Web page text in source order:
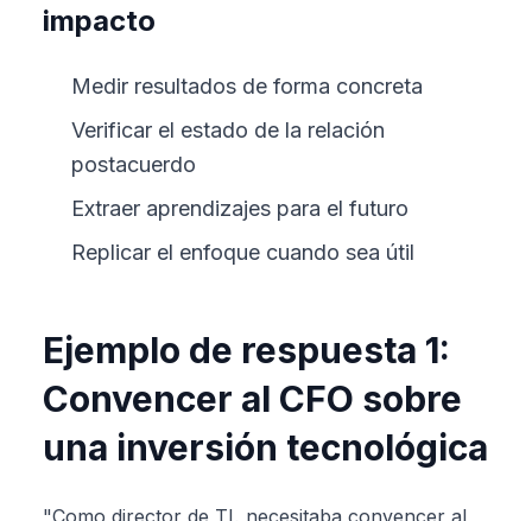
impacto
Medir resultados de forma concreta
Verificar el estado de la relación
postacuerdo
Extraer aprendizajes para el futuro
Replicar el enfoque cuando sea útil
Ejemplo de respuesta 1:
Convencer al CFO sobre
una inversión tecnológica
"Como director de TI, necesitaba convencer al